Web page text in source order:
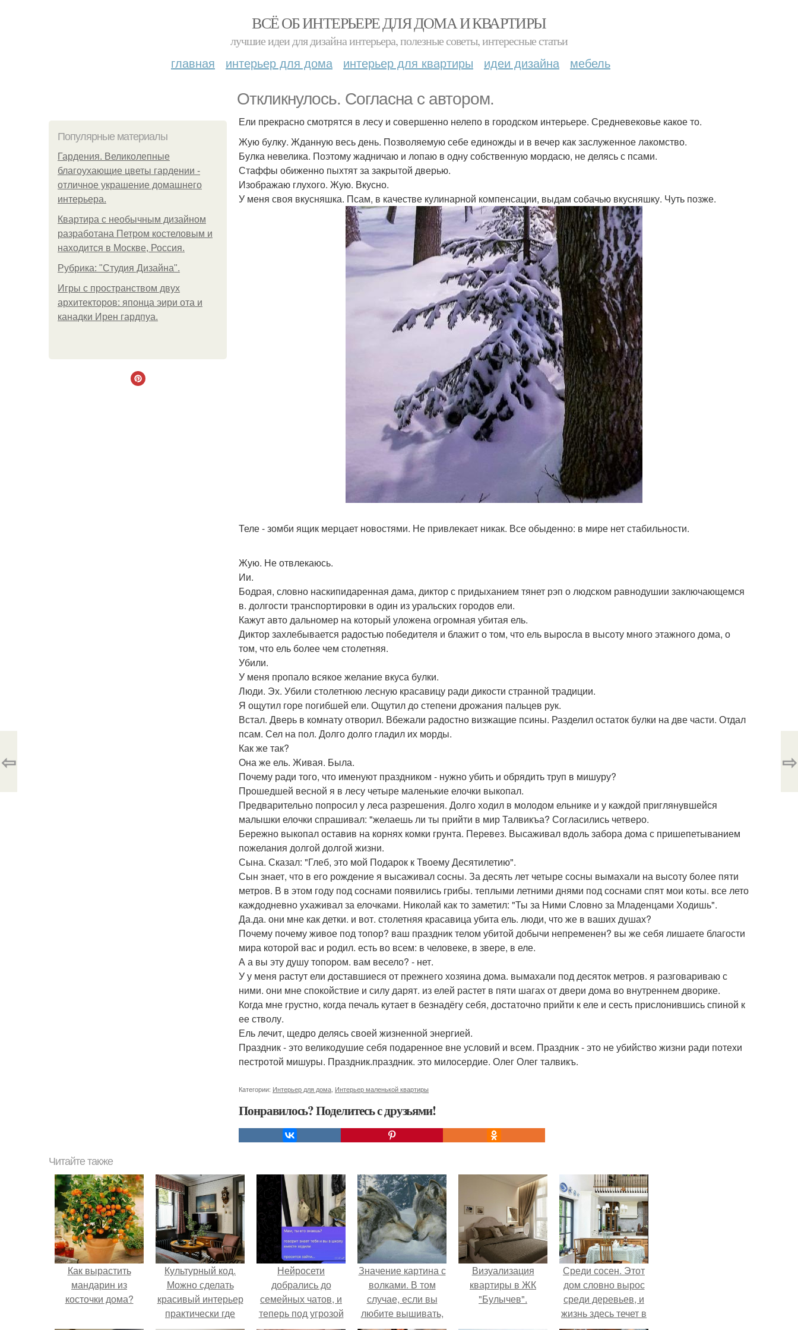
ВСЁ ОБ ИНТЕРЬЕРЕ ДЛЯ ДОМА И КВАРТИРЫ
лучшие идеи для дизайна интерьера, полезные советы, интересные статьи
главная интерьер для дома интерьер для квартиры идеи дизайна мебель
Откликнулось. Согласна с автором.
Популярные материалы
Гардения. Великолепные
благоухающие цветы гардении -
отличное украшение домашнего
интерьера.
Квартира с необычным дизайном
разработана Петром костеловым и
находится в Москве, Россия.
Рубрика: "Студия Дизайна".
Игры с пространством двух
архитекторов: японца эири ота и
канадки Ирен гардпуа.
Ели прекрасно смотрятся в лесу и совершенно нелепо в городском интерьере. Средневековье какое то.
Жую булку. Жданную весь день. Позволяемую себе единожды и в вечер как заслуженное лакомство.
Булка невелика. Поэтому жадничаю и лопаю в одну собственную мордасю, не делясь с псами.
Стаффы обиженно пыхтят за закрытой дверью.
Изображаю глухого. Жую. Вкусно.
У меня своя вкусняшка. Псам, в качестве кулинарной компенсации, выдам собачью вкусняшку. Чуть позже.
Теле - зомби ящик мерцает новостями. Не привлекает никак. Все обыденно: в мире нет стабильности.
Жую. Не отвлекаюсь.
Ии.
Бодрая, словно наскипидаренная дама, диктор с придыханием тянет рэп о людском равнодушии заключающемся
в. долгости транспортировки в один из уральских городов ели.
Кажут авто дальномер на который уложена огромная убитая ель.
Диктор захлебывается радостью победителя и блажит о том, что ель выросла в высоту много этажного дома, о
том, что ель более чем столетняя.
Убили.
У меня пропало всякое желание вкуса булки.
Люди. Эх. Убили столетнюю лесную красавицу ради дикости странной традиции.
Я ощутил горе погибшей ели. Ощутил до степени дрожания пальцев рук.
Встал. Дверь в комнату отворил. Вбежали радостно визжащие псины. Разделил остаток булки на две части. Отдал
псам. Сел на пол. Долго долго гладил их морды.
Как же так?
Она же ель. Живая. Была.
Почему ради того, что именуют праздником - нужно убить и обрядить труп в мишуру?
Прошедшей весной я в лесу четыре маленькие елочки выкопал.
Предварительно попросил у леса разрешения. Долго ходил в молодом ельнике и у каждой приглянувшейся
малышки елочки спрашивал: "желаешь ли ты прийти в мир Талвикъа? Согласились четверо.
Бережно выкопал оставив на корнях комки грунта. Перевез. Высаживал вдоль забора дома с пришепетыванием
пожелания долгой долгой жизни.
Сына. Сказал: "Глеб, это мой Подарок к Твоему Десятилетию".
Сын знает, что в его рождение я высаживал сосны. За десять лет четыре сосны вымахали на высоту более пяти
метров. В в этом году под соснами появились грибы. теплыми летними днями под соснами спят мои коты. все лето
каждодневно ухаживал за елочками. Николай как то заметил: "Ты за Ними Словно за Младенцами Ходишь".
Да.да. они мне как детки. и вот. столетняя красавица убита ель. люди, что же в ваших душах?
Почему почему живое под топор? ваш праздник телом убитой добычи непременен? вы же себя лишаете благости
мира которой вас и родил. есть во всем: в человеке, в звере, в еле.
А а вы эту душу топором. вам весело? - нет.
У у меня растут ели доставшиеся от прежнего хозяина дома. вымахали под десяток метров. я разговариваю с
ними. они мне спокойствие и силу дарят. из елей растет в пяти шагах от двери дома во внутреннем дворике.
Когда мне грустно, когда печаль кутает в безнадёгу себя, достаточно прийти к еле и сесть прислонившись спиной к
ее стволу.
Ель лечит, щедро делясь своей жизненной энергией.
Праздник - это великодушие себя подаренное вне условий и всем. Праздник - это не убийство жизни ради потехи
пестротой мишуры. Праздник.праздник. это милосердие. Олег Олег талвикъ.
Категории: Интерьер для дома Интерьер маленькой квартиры
Понравилось? Поделитесь с друзьями!
⇦ ⇨
Читайте также
Как вырастить
мандарин из
косточки дома?
Культурный код.
Можно сделать
красивый интерьер
практически где
Нейросети
добрались до
семейных чатов, и
теперь под угрозой
Значение картина с
волками. В том
случае, если вы
любите вышивать,
Визуализация
квартиры в ЖК
"Булычев".
Среди сосен. Этот
дом словно вырос
среди деревьев, и
жизнь здесь течет в